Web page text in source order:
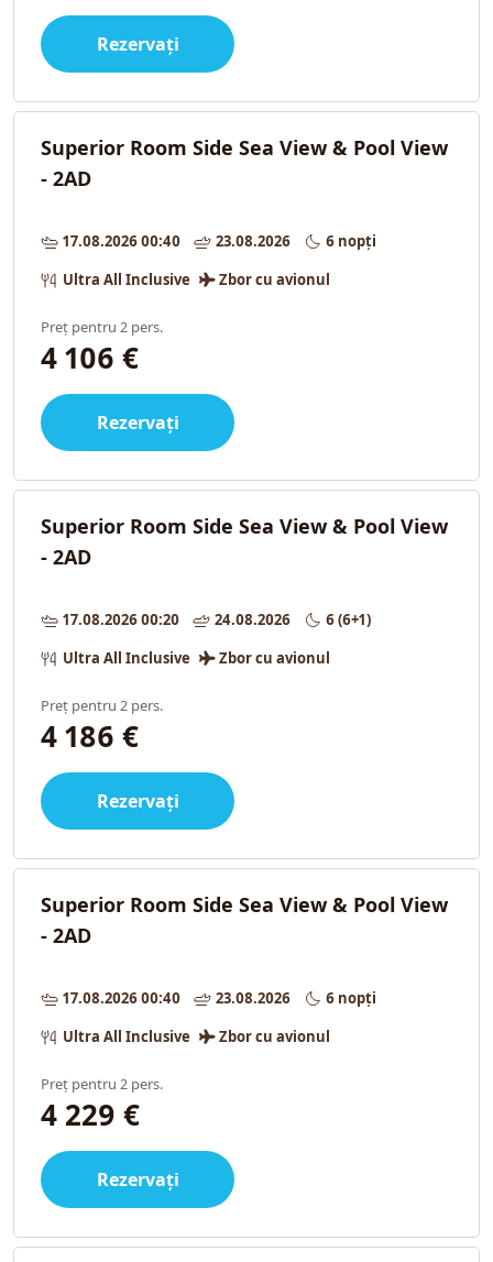
Rezervați
Superior Room Side Sea View & Pool View
- 2AD
17.08.2026 00:40 23.08.2026
6 nopți
Ultra All Inclusive
Zbor cu avionul
Preț pentru 2 pers.
4 106 €
Rezervați
Superior Room Side Sea View & Pool View
- 2AD
17.08.2026 00:20 24.08.2026
6 (6+1)
Ultra All Inclusive
Zbor cu avionul
Preț pentru 2 pers.
4 186 €
Rezervați
Superior Room Side Sea View & Pool View
- 2AD
17.08.2026 00:40 23.08.2026
6 nopți
Ultra All Inclusive
Zbor cu avionul
Preț pentru 2 pers.
4 229 €
Rezervați